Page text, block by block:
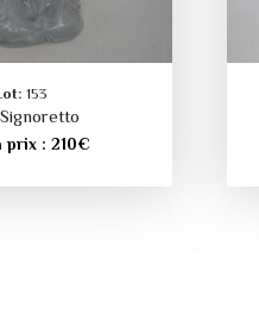
153
prix :210€